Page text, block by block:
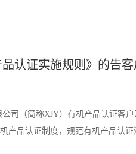
认证实施规则》的告客
司（简称XJY）有机产品认证客
产品认证制度，规范有机产品认